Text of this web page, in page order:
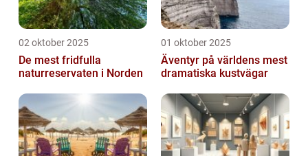
02 oktober 2025
De mest fridfulla
naturreservaten i Norden
01 oktober 2025
Äventyr på världens mest
dramatiska kustvägar